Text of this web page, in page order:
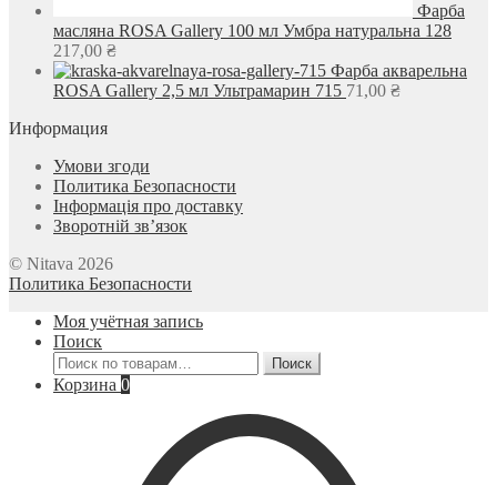
Фарба
масляна ROSA Gallery 100 мл Умбра натуральна 128
217,00 ₴
Фарба акварельна
ROSA Gallery 2,5 мл Ультрамарин 715 71,00 ₴
Информация
Умови згоди
Политика Безопасности
Інформація про доставку
Зворотній зв’язок
© Nitava 2026
Политика Безопасности
Моя учётная запись
Поиск
Искать:
Поиск
Корзина 0